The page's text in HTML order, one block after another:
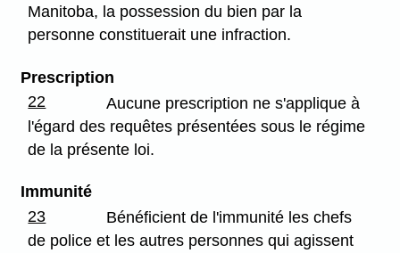
Manitoba, la possession du bien par la
personne constituerait une infraction.
Prescription
22
Aucune prescription ne s'applique à
l'égard des requêtes présentées sous le régime
de la présente loi.
Immunité
23
Bénéficient de l'immunité les chefs
de police et les autres personnes qui agissent